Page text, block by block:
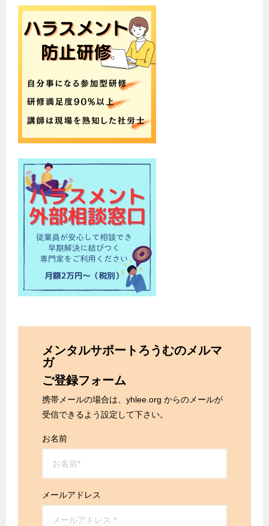
メンタルサポートろうむのメルマ
ガ
ご登録フォーム
携帯メールの場合は、yhlee.org からのメールが
受信できるよう設定して下さい。
お名前
メールアドレス